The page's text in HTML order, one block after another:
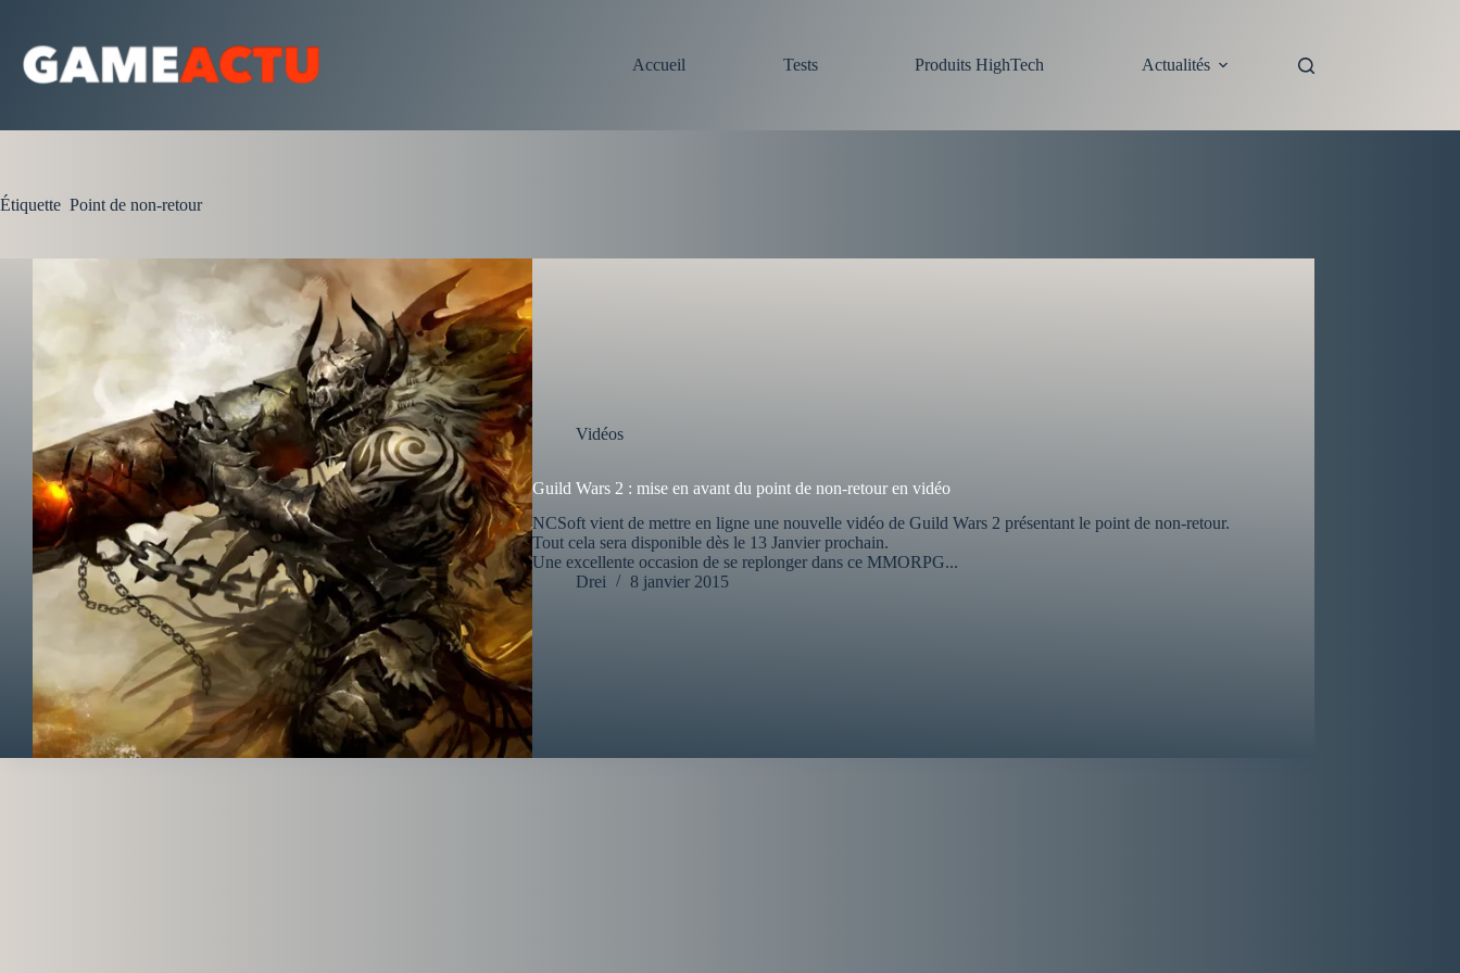
contenu
Accueil
Tests Produits HighTech Actualités
Étiquette Point de non-retour
Vidéos
Guild Wars 2 : mise en avant du point de non-retour en vidéo
NCSoft vient de mettre en ligne une nouvelle vidéo de Guild Wars 2 présentant le point de non-retour.
Tout cela sera disponible dès le 13 Janvier prochain.
Une excellente occasion de se replonger dans ce MMORPG...
Drei
8 janvier 2015